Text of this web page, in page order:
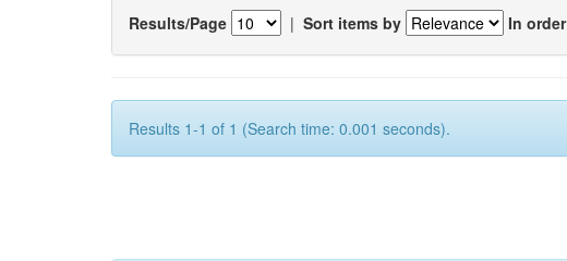
Results/Page | Sort items by In order
Results 1-1 of 1 (Search time: 0.001 seconds).